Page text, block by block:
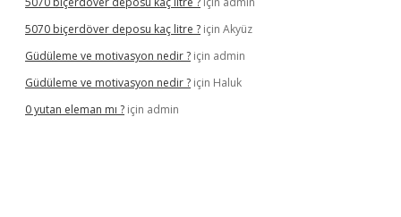
5070 biçerdöver deposu kaç litre ? için Akyüz
Güdüleme ve motivasyon nedir ? için admin
Güdüleme ve motivasyon nedir ? için Haluk
0 yutan eleman mı ? için admin